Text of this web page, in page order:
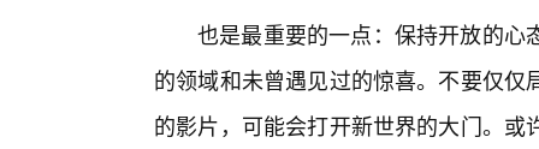
也是最重要的一点：保持开放的心
的领域和未曾遇见过的惊喜。不要仅
的影片，可能会打开新世界的大门。